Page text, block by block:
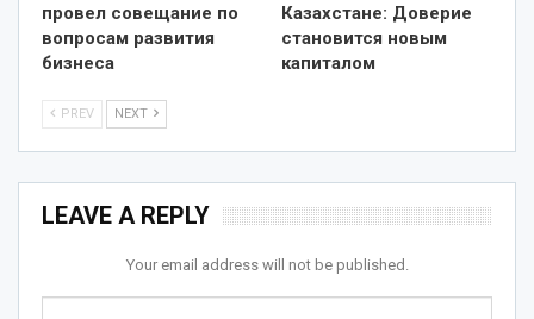
провел совещание по
вопросам развития
бизнеса
Казахстане: Доверие
становится новым
капиталом
PREV NEXT
LEAVE A REPLY
Your email address will not be published.